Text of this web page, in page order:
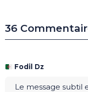
36
Fodil Dz
Le message subtil